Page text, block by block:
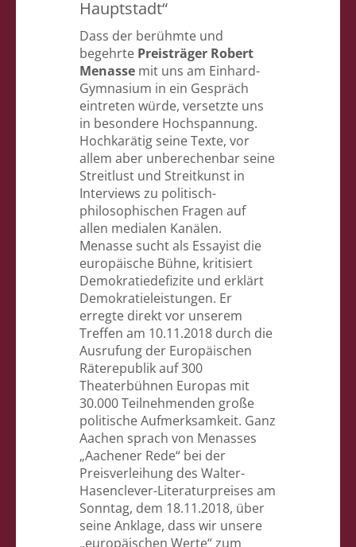
Hauptstadt“
Dass der berühmte und
begehrte Preisträger Robert
Menasse mit uns am Einhard-
Gymnasium in ein Gespräch
eintreten würde, versetzte uns
in besondere Hochspannung.
Hochkarätig seine Texte, vor
allem aber unberechenbar seine
Streitlust und Streitkunst in
Interviews zu politisch-
philosophischen Fragen auf
allen medialen Kanälen.
Menasse sucht als Essayist die
europäische Bühne, kritisiert
Demokratiedefizite und erklärt
Demokratieleistungen. Er
erregte direkt vor unserem
Treffen am 10.11.2018 durch die
Ausrufung der Europäischen
Räterepublik auf 300
Theaterbühnen Europas mit
30.000 Teilnehmenden große
politische Aufmerksamkeit. Ganz
Aachen sprach von Menasses
„Aachener Rede“ bei der
Preisverleihung des Walter-
Hasenclever-Literaturpreises am
Sonntag, dem 18.11.2018, über
seine Anklage, dass wir unsere
„europäischen Werte“ zum